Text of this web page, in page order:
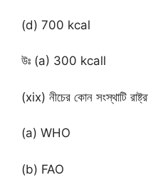
(d) 700 kcal
উঃ (a) 300 kcall
(xix) নীচের কোন সংস্থাটি
(a) WHO
(b) FAO